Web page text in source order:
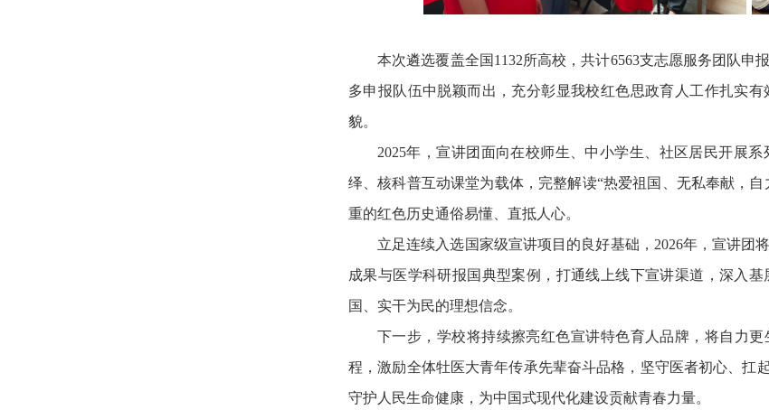
本次遴选覆盖全国 1132所高校，共计6563支志愿服务团队申
多申报队伍中脱颖而出，充分彰显我校红色思政育人工作扎实有
貌。
2025年，宣讲团面向在校师生、中小学生、社区居民开展
绎、核科普互动课堂为载体，完整解读“热爱祖国、无私奉献，
重的红色历史通俗易懂、直抵人心。
立足连续入选国家级宣讲项目的良好基础， 2026年，宣讲团
成果与医学科研报国典型案例，打通线上线下宣讲渠道，深入
国、实干为民的理想信念。
下一步，学校将持续擦亮红色宣讲特色育人品牌，将自力更
程，激励全体牡医大青年传承先辈奋斗品格，坚守医者初心、扛
守护人民生命健康，为中国式现代化建设贡献青春力量。